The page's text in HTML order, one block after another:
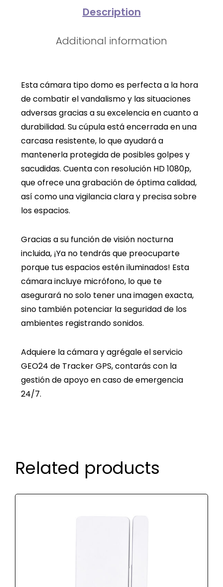
Description
Additional information
Esta cámara tipo domo es perfecta a la hora
de combatir el vandalismo y las situaciones
adversas gracias a su excelencia en cuanto a
durabilidad. Su cúpula está encerrada en una
carcasa resistente, lo que ayudará a
mantenerla protegida de posibles golpes y
sacudidas. Cuenta con resolución HD 1080p,
que ofrece una grabación de óptima calidad,
así como una vigilancia clara y precisa sobre
los espacios.
Gracias a su función de visión nocturna
incluida, ¡Ya no tendrás que preocuparte
porque tus espacios estén iluminados! Esta
cámara incluye micrófono, lo que te
asegurará no solo tener una imagen exacta,
sino también potenciar la seguridad de los
ambientes registrando sonidos.
Adquiere la cámara y agrégale el servicio
GEO24 de Tracker GPS, contarás con la
gestión de apoyo en caso de emergencia
24/7.
Related products